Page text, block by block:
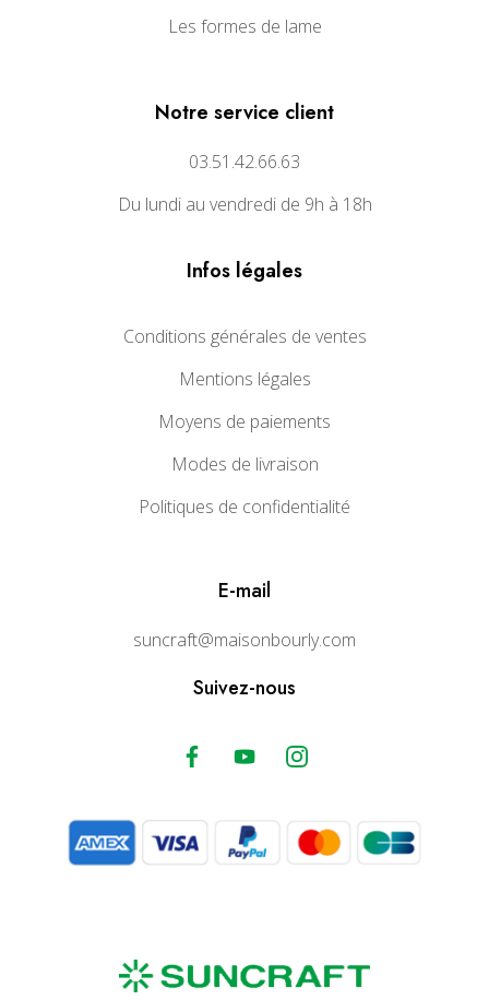
Les formes de lame
Notre service client
03.51.42.66.63
Du lundi au vendredi de 9h à 18h
Infos légales
Conditions générales de ventes
Mentions légales
Moyens de paiements
Modes de livraison
Politiques de confidentialité
E-mail
suncraft@maisonbourly.com
Suivez-nous